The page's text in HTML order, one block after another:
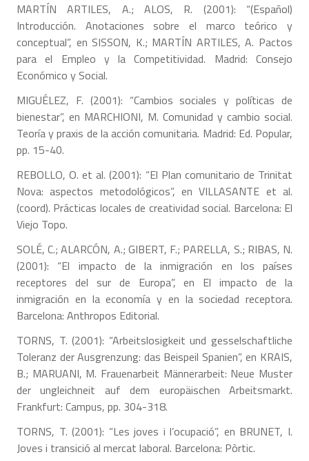
MARTÍN ARTILES, A.; ALOS, R. (2001): “(Español)
Introducción. Anotaciones sobre el marco teórico y
conceptual”, en SISSON, K.; MARTÍN ARTILES, A. Pactos
para el Empleo y la Competitividad. Madrid: Consejo
Económico y Social.
MIGUÉLEZ, F. (2001): “Cambios sociales y políticas de
bienestar”, en MARCHIONI, M. Comunidad y cambio social.
Teoría y praxis de la acción comunitaria. Madrid: Ed. Popular,
pp. 15-40.
REBOLLO, O. et al. (2001): “El Plan comunitario de Trinitat
Nova: aspectos metodológicos”, en VILLASANTE et al.
(coord). Prácticas locales de creatividad social. Barcelona: El
Viejo Topo.
SOLÉ, C.; ALARCÓN, A.; GIBERT, F.; PARELLA, S.; RIBAS, N.
(2001): “El impacto de la inmigración en los países
receptores del sur de Europa”, en El impacto de la
inmigración en la economía y en la sociedad receptora.
Barcelona: Anthropos Editorial.
TORNS, T. (2001): “Arbeitslosigkeit und gesselschaftliche
Toleranz der Ausgrenzung: das Beispeil Spanien”, en KRAIS,
B.; MARUANI, M. Frauenarbeit Männerarbeit: Neue Muster
der ungleichneit auf dem europäischen Arbeitsmarkt.
Frankfurt: Campus, pp. 304-318.
TORNS, T. (2001): “Les joves i l’ocupació”, en BRUNET, I.
Joves i transició al mercat laboral. Barcelona: Pòrtic.